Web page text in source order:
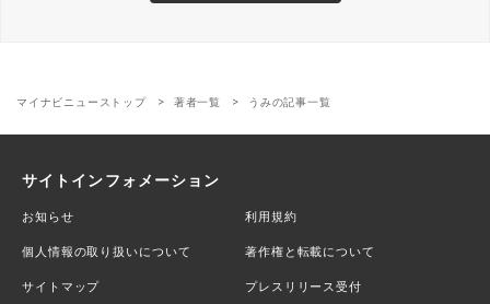
マイナビニューストップ 著者一覧 うみの記事一覧
サイトインフォメーション
お知らせ 利用規約
個人情報の取り扱いについて 著作権と転載について
サイトマップ プレスリリース受付